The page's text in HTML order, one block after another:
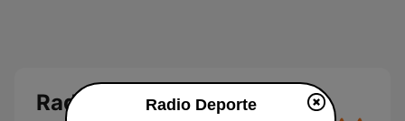
Radio DeporteRadio Deporte